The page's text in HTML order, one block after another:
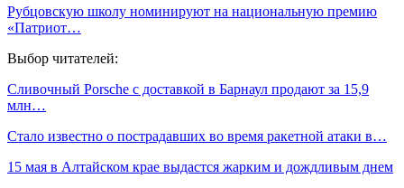
Рубцовскую школу номинируют на национальную премию
«Патриот…
Выбор читателей:
Сливочный Porsche с доставкой в Барнаул продают за 15,9
млн…
Стало известно о пострадавших во время ракетной атаки в…
15 мая в Алтайском крае выдастся жарким и дождливым днем